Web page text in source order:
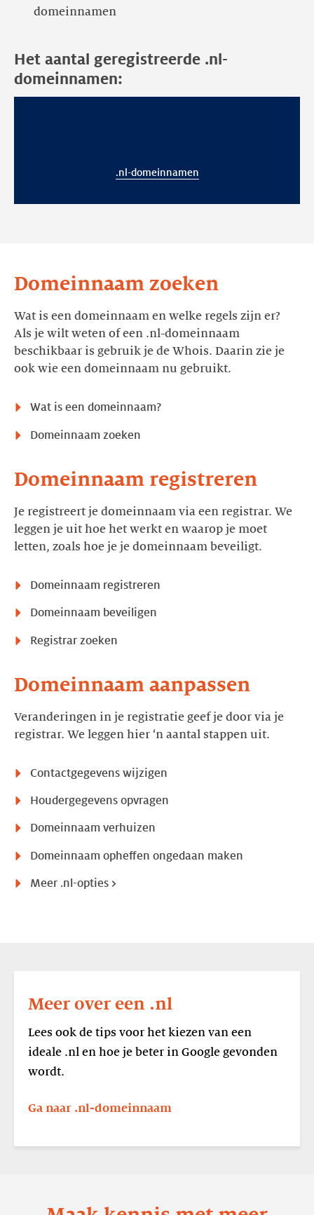
domeinnamen
Het aantal geregistreerde .nl-
domeinnamen:
.nl-domeinnamen
Domeinnaam zoeken
Wat is een domeinnaam en welke regels zijn er?
Als je wilt weten of een .nl-domeinnaam
beschikbaar is gebruik je de Whois. Daarin zie je
ook wie een domeinnaam nu gebruikt.
Wat is een domeinnaam?
Domeinnaam zoeken
Domeinnaam registreren
Je registreert je domeinnaam via een registrar. We
leggen je uit hoe het werkt en waarop je moet
letten, zoals hoe je je domeinnaam beveiligt.
Domeinnaam registreren
Domeinnaam beveiligen
Registrar zoeken
Domeinnaam aanpassen
Veranderingen in je registratie geef je door via je
registrar. We leggen hier ‘n aantal stappen uit.
Contactgegevens wijzigen
Houdergegevens opvragen
Domeinnaam verhuizen
Domeinnaam opheffen ongedaan maken
Meer .nl-opties >
Meer over een .nl
Lees ook de tips voor het kiezen van een
ideale .nl en hoe je beter in Google gevonden
wordt.
Ga naar .nl-domeinnaam
meer
over
een